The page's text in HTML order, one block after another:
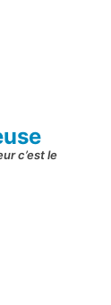
c’est le